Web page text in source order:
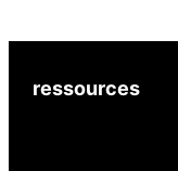
ressources